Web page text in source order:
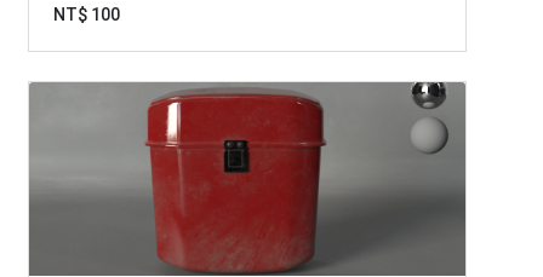
NT$ 100